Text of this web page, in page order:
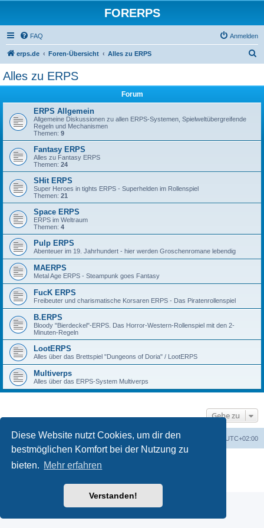
Diese Website nutzt Cookies, um dir den
bestmöglichen Komfort bei der Nutzung zu
bieten. Mehr erfahren
Verstanden!
FORERPS
FAQ Anmelden
erps.de Foren-Übersicht Alles zu ERPS
Alles zu ERPS
Forum
ERPS Allgemein
Allgemeine Diskussionen zu allen ERPS-Systemen, Spielweltübergreifende
Regeln und Mechanismen
Themen: 9
Fantasy ERPS
Alles zu Fantasy ERPS
Themen: 24
SHit ERPS
Super Heroes in tights ERPS - Superhelden im Rollenspiel
Themen: 21
Space ERPS
ERPS im Weltraum
Themen: 4
Pulp ERPS
Abenteuer im 19. Jahrhundert - hier werden Groschenromane lebendig
MAERPS
Metal Age ERPS - Steampunk goes Fantasy
FucK ERPS
Freibeuter und charismatische Korsaren ERPS - Das Piratenrollenspiel
B.ERPS
Bloody "Bierdeckel"-ERPS. Das Horror-Western-Rollenspiel mit den 2-
Minuten-Regeln
LootERPS
Alles über das Brettspiel "Dungeons of Doria" / LootERPS
Multiverps
Alles über das ERPS-System Multiverps
Gehe zu
erps.de Foren-Übersicht UTC+02:00
Deutsche Übersetzung durch